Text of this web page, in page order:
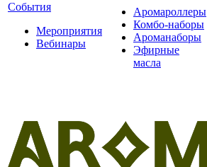
События
Мероприятия
Вебинары
Аромароллеры
Комбо-наборы
Ароманаборы
Эфирные
масла